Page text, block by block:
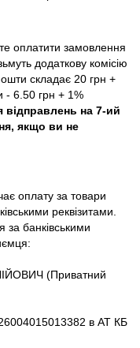
оплатити замовлення
додаткову комісію
складає 20 грн +
- 6.50 грн + 1%
на 7-ий
якщо ви не
оплату за товари
реквізитами.
за банківськими
(Приватний
в АТ КБ